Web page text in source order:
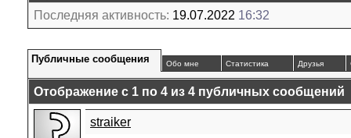
Последняя активность: 19.07.2022 16:32
Публичные сообщения Обо мне Статистика Друзья
Отображение с 1 по 4 из 4 публичных сообщений
straiker